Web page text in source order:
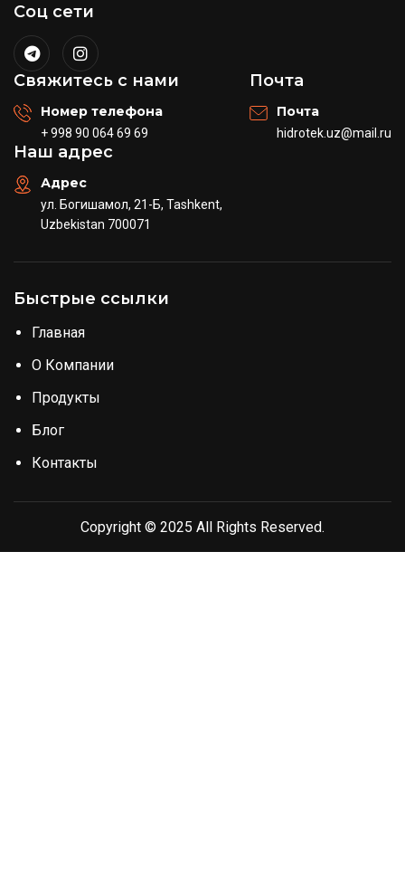
Соц сети
Свяжитесь с нами
Номер телефона
+ 998 90 064 69 69
Почта
Почта
hidrotek.uz@mail.ru
Наш адрес
Адрес
ул. Богишамол, 21-Б, Tashkent,
Uzbekistan 700071
Быстрые ссылки
Главная
О Компании
Продукты
Блог
Контакты
Copyright © 2025 All Rights Reserved.